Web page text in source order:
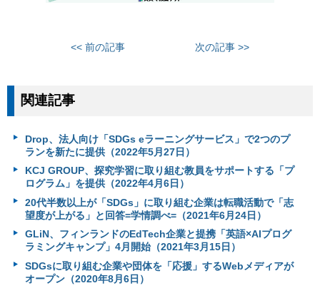
<< 前の記事 次の記事 >>
関連記事
Drop、法人向け「SDGs eラーニングサービス」で2つのプ
ランを新たに提供（2022年5月27日）
KCJ GROUP、探究学習に取り組む教員をサポートする「プ
ログラム」を提供（2022年4月6日）
20代半数以上が「SDGs」に取り組む企業は転職活動で「志
望度が上がる」と回答=学情調べ=（2021年6月24日）
GLiN、フィンランドのEdTech企業と提携「英語×AIプログ
ラミングキャンプ」4月開始（2021年3月15日）
SDGsに取り組む企業や団体を「応援」するWebメディアが
オープン（2020年8月6日）